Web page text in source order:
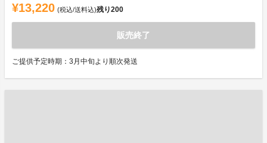
¥13,220 (税込/送料込)残り200
販売終了
ご提供予定時期：3月中旬より順次発送